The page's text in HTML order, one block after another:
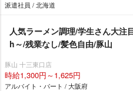
派遣社員 / 北海道
人気ラーメン調理/学生さん大
h～/残業なし/髪色自由/豚山
豚山 十三東口店
時給1,300円～1,625円
アルバイト・パート / 大阪府